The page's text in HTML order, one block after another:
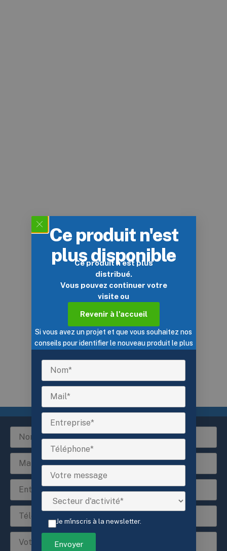
Ce produit n'est
plus disponible
Ce produit n’est plus
distribué.
Vous pouvez continuer votre
visite ou
Revenir à l'accueil
Si vous avez un projet et que vous souhaitez nos
conseils pour identifier le nouveau produit le plus
Je m'inscris à la newsletter.